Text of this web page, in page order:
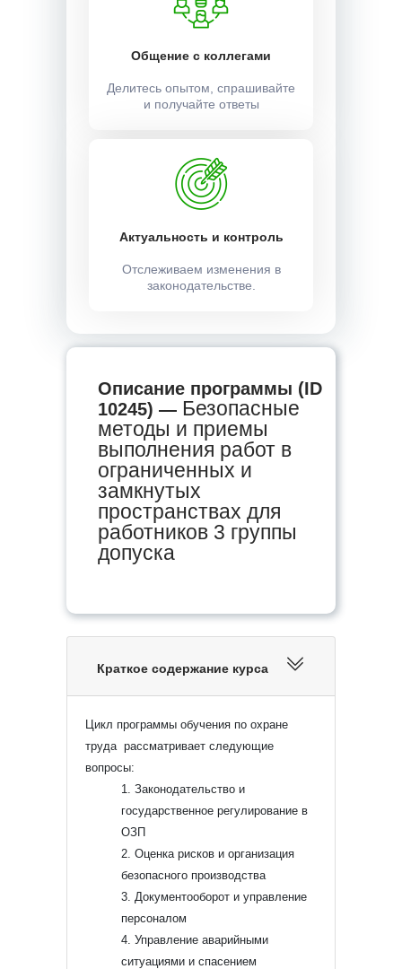
Общение с коллегами
Делитесь опытом, спрашивайте
и получайте ответы
Актуальность и контроль
Отслеживаем изменения в
законодательстве.
Описание программы (ID
10245) — Безопасные
методы и приемы
выполнения работ в
ограниченных и
замкнутых
пространствах для
работников 3 группы
допуска
Краткое содержание курса
Цикл программы обучения по охране
труда рассматривает следующие
вопросы:
1. Законодательство и
государственное регулирование в
ОЗП
2. Оценка рисков и организация
безопасного производства
3. Документооборот и управление
персоналом
4. Управление аварийными
ситуациями и спасением